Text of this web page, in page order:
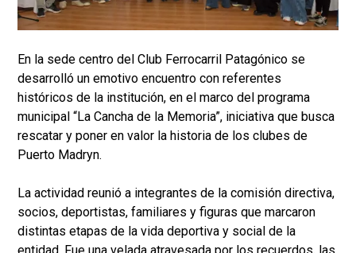
En la sede centro del Club Ferrocarril Patagónico se
desarrolló un emotivo encuentro con referentes
históricos de la institución, en el marco del programa
municipal “La Cancha de la Memoria”, iniciativa que busca
rescatar y poner en valor la historia de los clubes de
Puerto Madryn.
La actividad reunió a integrantes de la comisión directiva,
socios, deportistas, familiares y figuras que marcaron
distintas etapas de la vida deportiva y social de la